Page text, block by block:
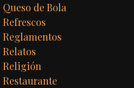
Queso de Bola
Refrescos
Reglamentos
Relatos
Religión
Restaurante